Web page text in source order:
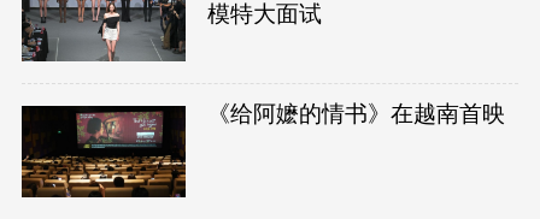
模特大面试
《给阿嬷的情书》在越南首映